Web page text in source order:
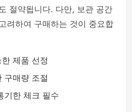
절약됩니다. 다만, 보관 공간
려하여 구매하는 것이 중요합
제품 선정
구매량 조절
기한 체크 필수